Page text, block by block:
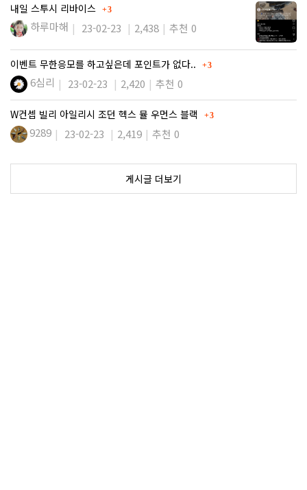
내일 스투시 리바이스 댓글
3
하루마해 23-02-23 2,438 추천 0
이벤트 무한응모를 하고싶은데 포인트가 없다.. 댓글
3
6심리 23-02-23 2,420 추천 0
W컨셉 빌리 아일리시 조던 헥스 뮬 우먼스 블랙 댓글
3
9289 23-02-23 2,419 추천 0
게시글 더보기